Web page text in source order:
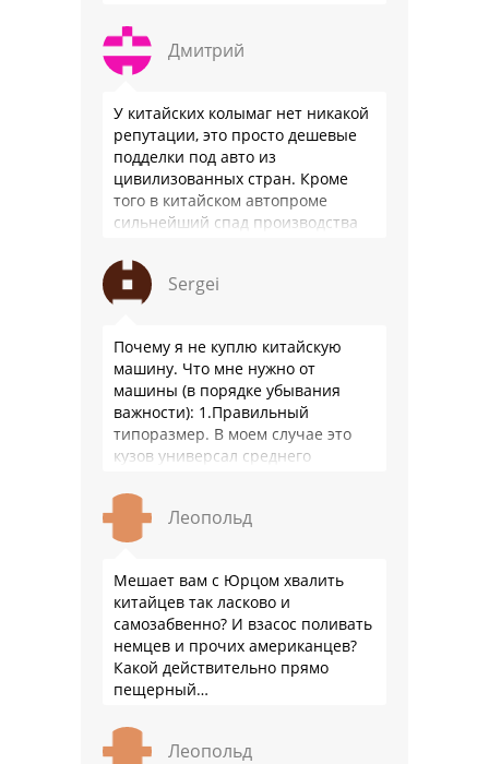
подтвердив статус …
Дмитрий
У китайских колымаг нет никакой
репутации, это просто дешевые
подделки под авто из
цивилизованных стран. Кроме
того в китайском автопроме
сильнейший спад производства
почти все китайские
производители работают …
Sergei
Почему я не куплю китайскую
машину. Что мне нужно от
машины (в порядке убывания
важности): 1.Правильный
типоразмер. В моем случае это
кузов универсал среднего
быть уверенным, что она меня
везде довезет и …
Леопольд
Мешает вам с Юрцом хвалить
китайцев так ласково и
самозабвенно? И взасос поливать
немцев и прочих американцев?
Какой действительно прямо
пещерный…
Леопольд